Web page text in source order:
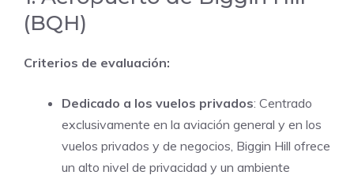
(BQH)
Criterios de evaluación:
Dedicado a los vuelos privados: Centrado
exclusivamente en la aviación general y en los
vuelos privados y de negocios, Biggin Hill ofrece
un alto nivel de privacidad y un ambiente